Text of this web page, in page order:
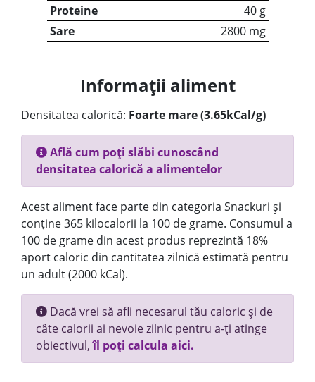
Proteine
40 g
Sare
2800 mg
Informații aliment
Densitatea calorică: Foarte mare (3.65kCal/g)
Află cum poți slăbi cunoscând
densitatea calorică a alimentelor
Acest aliment face parte din categoria Snackuri și
conține 365 kilocalorii la 100 de grame. Consumul a
100 de grame din acest produs reprezintă 18%
aport caloric din cantitatea zilnică estimată pentru
un adult (2000 kCal).
Dacă vrei să afli necesarul tău caloric și de
câte calorii ai nevoie zilnic pentru a-ți atinge
obiectivul,îl poți calcula aici.